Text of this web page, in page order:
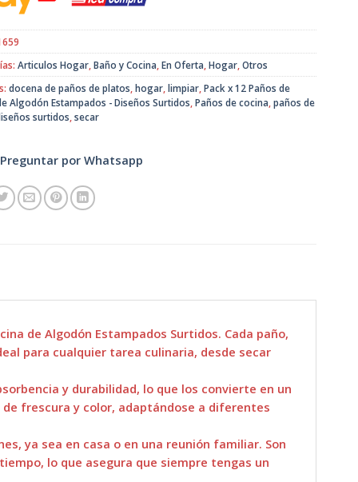
Articulos Hogar,Baño y Cocina,En Oferta,Hogar,Otros
docena de paños de platos,hogar,limpiar,Pack x 12 Paños de
Algodón Estampados - Diseños Surtidos,Paños de cocina,paños de
surtidos,secar
Preguntar por Whatsapp
de Algodón Estampados Surtidos. Cada paño,
para cualquier tarea culinaria, desde secar
y durabilidad, lo que los convierte en un
frescura y color, adaptándose a diferentes
ya sea en casa o en una reunión familiar. Son
lo que asegura que siempre tengas un